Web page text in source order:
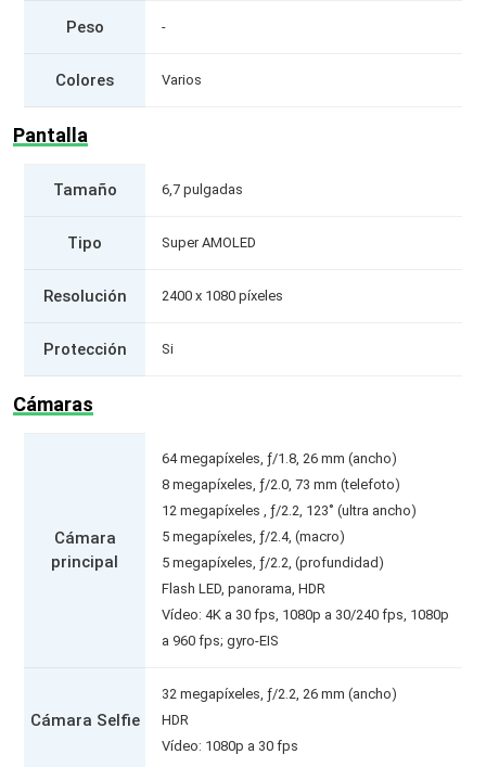
Peso -
Colores Varios
Pantalla
Tamaño 6,7 pulgadas
Tipo Super AMOLED
Resolución 2400 x 1080 píxeles
Protección Si
Cámaras
Cámara
principal
64 megapíxeles, ƒ/1.8, 26 mm (ancho)
8 megapíxeles, ƒ/2.0, 73 mm (telefoto)
12 megapíxeles , ƒ/2.2, 123˚ (ultra ancho)
5 megapíxeles, ƒ/2.4, (macro)
5 megapíxeles, ƒ/2.2, (profundidad)
Flash LED, panorama, HDR
Vídeo: 4K a 30 fps, 1080p a 30/240 fps, 1080p
a 960 fps; gyro-EIS
Cámara Selfie
32 megapíxeles, ƒ/2.2, 26 mm (ancho)
HDR
Vídeo: 1080p a 30 fps